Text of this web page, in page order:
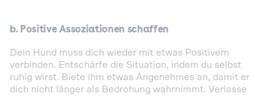
b. Positive Assoziationen schaffen
Dein Hund muss dich wieder mit etwas Positivem
verbinden. Entschärfe die Situation, indem du selbst
ruhig wirst. Biete ihm etwas Angenehmes an, damit er
dich nicht länger als Bedrohung wahrnimmt. Verlasse